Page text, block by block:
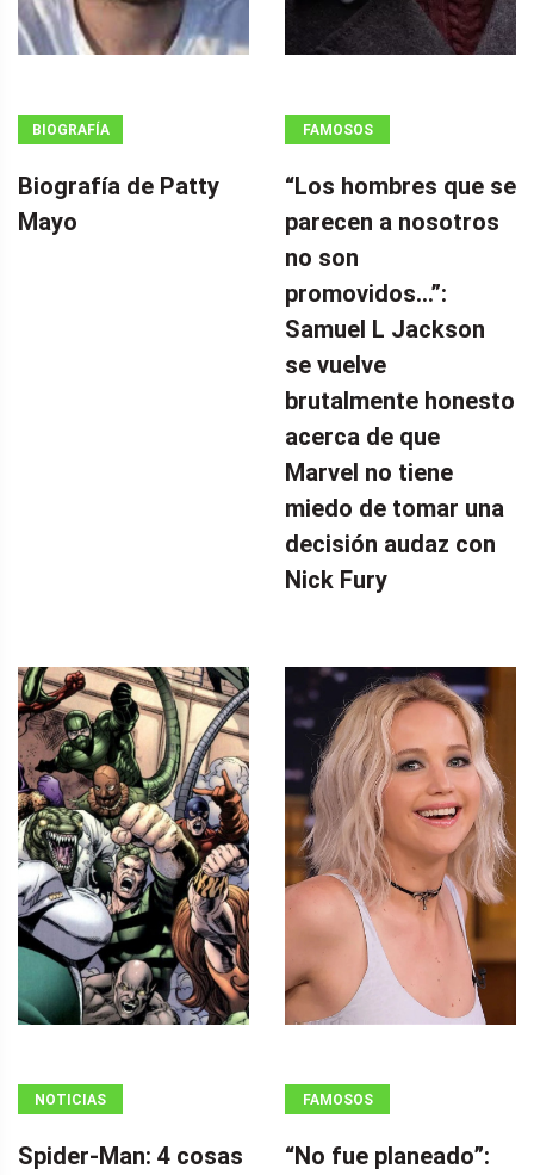
BIOGRAFÍA
Biografía de Patty
Mayo
FAMOSOS
“Los hombres que se
parecen a nosotros
no son
promovidos…”:
Samuel L Jackson
se vuelve
brutalmente honesto
acerca de que
Marvel no tiene
miedo de tomar una
decisión audaz con
Nick Fury
NOTICIAS
Spider-Man: 4 cosas
FAMOSOS
“No fue planeado”: ​​